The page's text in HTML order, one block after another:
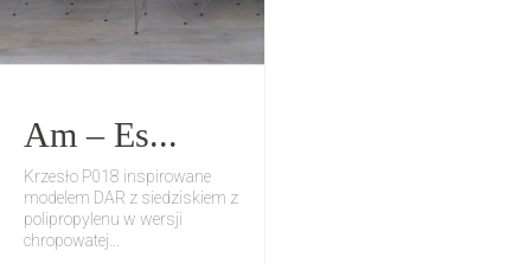
Am – Es...
Krzesło P018 inspirowane
modelem DAR z siedziskiem z
polipropylenu w wersji
chropowatej...